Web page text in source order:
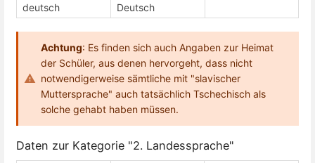
deutsch
Deutsch
Achtung: Es finden sich auch Angaben zur Heimat
der Schüler, aus denen hervorgeht, dass nicht
notwendigerweise sämtliche mit "slavischer
Muttersprache" auch tatsächlich Tschechisch als
solche gehabt haben müssen.
Daten zur Kategorie "2. Landessprache"